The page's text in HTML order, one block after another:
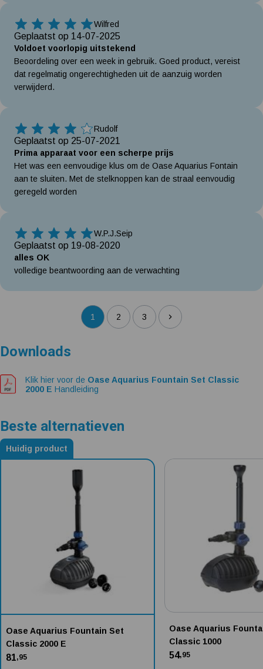
5 Sterren Wilfred
Geplaatst op 14-07-2025
Voldoet voorlopig uitstekend
Beoordeling over een week in gebruik. Goed product, vereist
dat regelmatig ongerechtigheden uit de aanzuig worden
verwijderd.
4 Sterren Rudolf
Geplaatst op 25-07-2021
Prima apparaat voor een scherpe prijs
Het was een eenvoudige klus om de Oase Aquarius Fontain
aan te sluiten. Met de stelknoppen kan de straal eenvoudig
geregeld worden
5 Sterren W.P.J.Seip
Geplaatst op 19-08-2020
alles OK
volledige beantwoording aan de verwachting
1 2 3
Downloads
Klik hier voor de Oase Aquarius Fountain Set Classic
2000 E Handleiding
Beste alternatieven
Alternatieven voor Oase Aquarius Fountain Set Classic 2000 E
Huidig product
Oase Aquarius Fountain Set
Classic 2000 E
81,95
Oase Aquarius
Classic 1000
54,95